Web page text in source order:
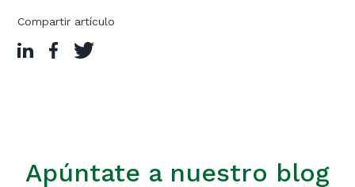
Compartir artículo
Apúntate a nuestro blog